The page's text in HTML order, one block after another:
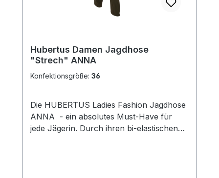
Hubertus Damen Jagdhose
"Strech" ANNA
Konfektionsgröße: 36
Die HUBERTUS Ladies Fashion Jagdhose
ANNA - ein absolutes Must-Have für
jede Jägerin. Durch ihren bi-elastischen